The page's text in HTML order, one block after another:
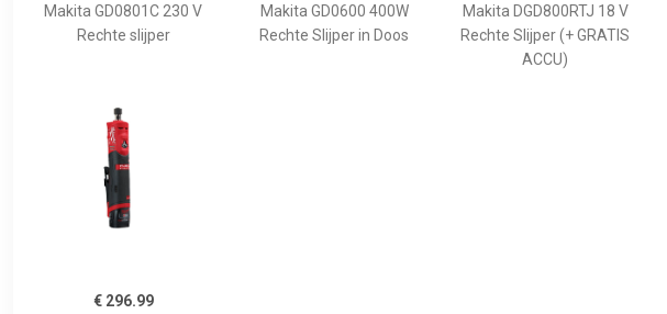
Makita GD0801C 230 V
Rechte slijper
Makita GD0600 400W
Rechte Slijper in Doos
Makita DGD800RTJ 18 V
Rechte Slijper (+ GRATIS
ACCU)
€ 296.99